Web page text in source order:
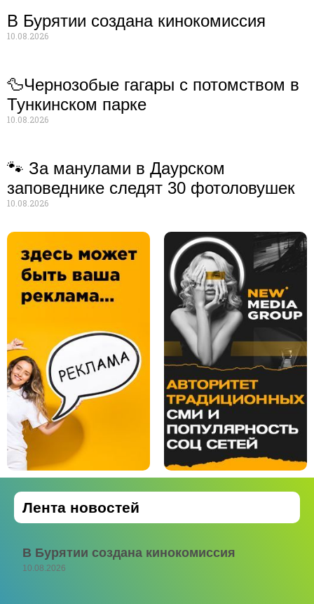
В Бурятии создана кинокомиссия
10.08.2026
🦆Чернозобые гагары с потомством в
Тункинском парке
10.08.2026
🐾 За манулами в Даурском
заповеднике следят 30 фотоловушек
10.08.2026
Лента новостей
В Бурятии создана кинокомиссия
10.08.2026